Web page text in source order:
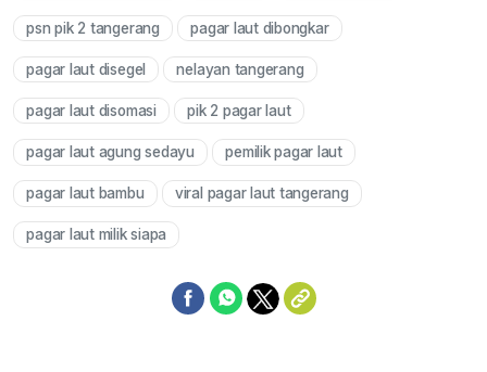
psn pik 2 tangerang pagar laut dibongkar
pagar laut disegel nelayan tangerang
pagar laut disomasi pik 2 pagar laut
pagar laut agung sedayu pemilik pagar laut
pagar laut bambu viral pagar laut tangerang
pagar laut milik siapa